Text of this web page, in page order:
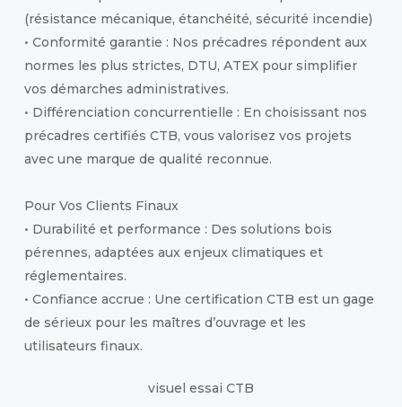
(résistance mécanique, étanchéité, sécurité incendie)
• Conformité garantie : Nos précadres répondent aux
normes les plus strictes, DTU, ATEX pour simplifier
vos démarches administratives.
• Différenciation concurrentielle : En choisissant nos
précadres certifiés CTB, vous valorisez vos projets
avec une marque de qualité reconnue.
Pour Vos Clients Finaux
• Durabilité et performance : Des solutions bois
pérennes, adaptées aux enjeux climatiques et
réglementaires.
• Confiance accrue : Une certification CTB est un gage
de sérieux pour les maîtres d’ouvrage et les
utilisateurs finaux.
visuel essai CTB